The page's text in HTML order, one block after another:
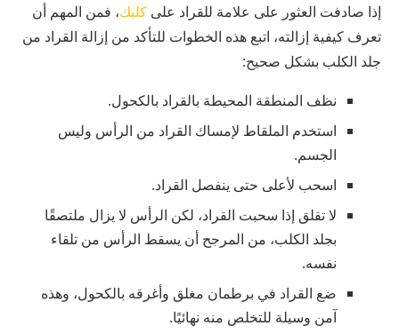
إذا صادفت العثور على علامة للقراد على كلبك، فمن المهم أن
تعرف كيفية إزالته، اتبع هذه الخطوات للتأكد من إزالة القراد من
جلد الكلب بشكل صحيح:
نظف المنطقة المحيطة بالقراد بالكحول.
استخدم الملقاط لإمساك القراد من الرأس وليس
الجسم.
اسحب لأعلى حتى ينفصل القراد.
لا تقلق إذا سحبت القراد، لكن الرأس لا يزال ملتصقًا
بجلد الكلب، من المرجح أن يسقط الرأس من تلقاء
نفسه.
ضع القراد في برطمان مغلق وأغرقه بالكحول، وهذه
آمن وسيلة للتخلص منه نهائيًا.